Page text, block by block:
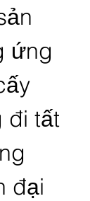
ứng
đi tất
đại